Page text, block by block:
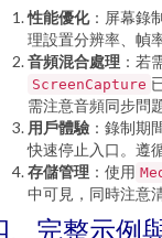
性能優化：屏幕錄
理設置分辨率、幀
音頻混合處理 ：若
ScreenCapture
需注意音頻同步問
用戶體驗 ：錄制期
快速停止入口。遵
存儲管理 ：使用
中可見，同時注意
、完整示例